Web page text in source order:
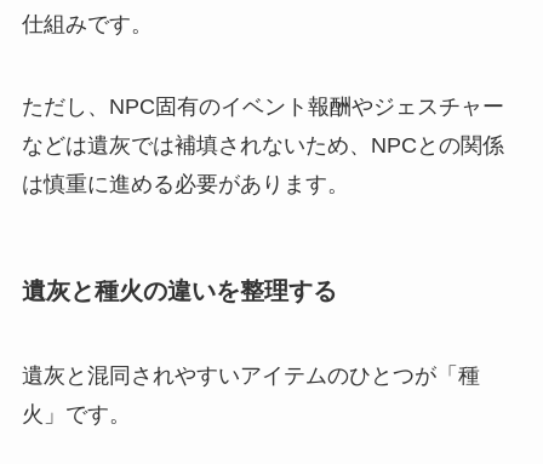
仕組みです。
ただし、NPC固有のイベント報酬やジェスチャー
などは遺灰では補填されないため、NPCとの関係
は慎重に進める必要があります。
遺灰と種火の違いを整理する
遺灰と混同されやすいアイテムのひとつが「種
火」です。